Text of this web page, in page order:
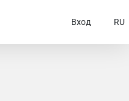
Вход RU